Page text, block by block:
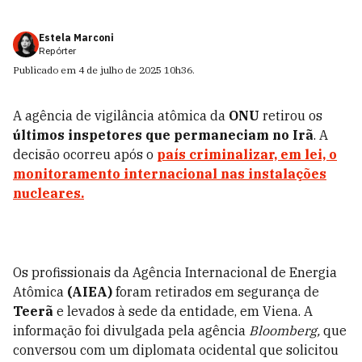
Estela Marconi
Repórter
Publicado em 4 de julho de 2025 10h36.
A agência de vigilância atômica da ONU retirou os
últimos inspetores que permaneciam no Irã. A
decisão ocorreu após o país criminalizar, em lei, o
monitoramento internacional nas instalações
nucleares.
Os profissionais da Agência Internacional de Energia
Atômica (AIEA) foram retirados em segurança de
Teerã e levados à sede da entidade, em Viena. A
informação foi divulgada pela agência Bloomberg, que
conversou com um diplomata ocidental que solicitou